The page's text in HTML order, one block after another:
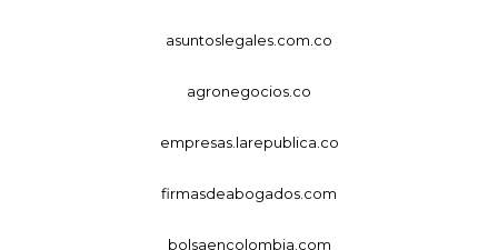
asuntoslegales.com.co
agronegocios.co
empresas.larepublica.co
firmasdeabogados.com
bolsaencolombia.com